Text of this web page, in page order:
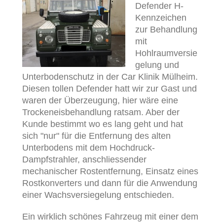
Defender H-
Kennzeichen
zur Behandlung
mit
Hohlraumversie
gelung und
Unterbodenschutz in der Car Klinik Mülheim.
Diesen tollen Defender hatt wir zur Gast und
waren der Überzeugung, hier wäre eine
Trockeneisbehandlung ratsam. Aber der
Kunde bestimmt wo es lang geht und hat
sich "nur" für die Entfernung des alten
Unterbodens mit dem Hochdruck-
Dampfstrahler, anschliessender
mechanischer Rostentfernung, Einsatz eines
Rostkonverters und dann für die Anwendung
einer Wachsversiegelung entschieden.
Ein wirklich schönes Fahrzeug mit einer dem